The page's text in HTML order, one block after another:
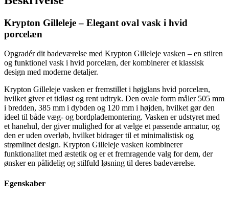
uden
505x385x120mm
antal
Krypton Gilleleje – Elegant oval vask i hvid
porcelæn
Opgradér dit badeværelse med Krypton Gilleleje vasken – en stilren
og funktionel vask i hvid porcelæn, der kombinerer et klassisk
design med moderne detaljer.
Krypton Gilleleje vasken er fremstillet i højglans hvid porcelæn,
hvilket giver et tidløst og rent udtryk. Den ovale form måler 505 mm
i bredden, 385 mm i dybden og 120 mm i højden, hvilket gør den
ideel til både væg- og bordplademontering. Vasken er udstyret med
et hanehul, der giver mulighed for at vælge et passende armatur, og
den er uden overløb, hvilket bidrager til et minimalistisk og
strømlinet design. Krypton Gilleleje vasken kombinerer
funktionalitet med æstetik og er et fremragende valg for dem, der
ønsker en pålidelig og stilfuld løsning til deres badeværelse.
Egenskaber